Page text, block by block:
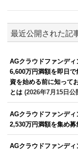
最近公開された記
AGクラウドファンディ
6,600万円満額を即日
資を始める前に知って
とは (2026年7月15日公
AGクラウドファンディ
2,530万円満額を集め募
AGクラウドファンディ